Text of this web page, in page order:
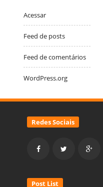
Acessar
Feed de posts
Feed de comentários
WordPress.org
Redes Sociais
Post List